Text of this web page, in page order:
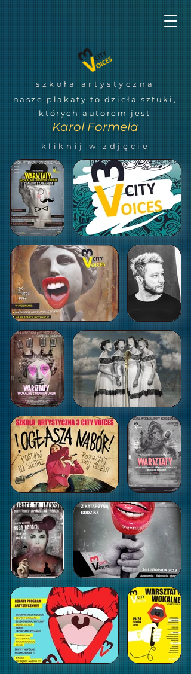
szkoła artystyczna
nasze plakaty to dzieła sztuki,
których autorem jest
Karol Formela
kliknij w zdjęcie